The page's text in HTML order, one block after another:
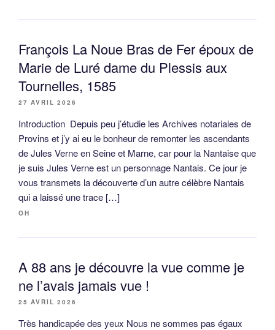
François La Noue Bras de Fer époux de
Marie de Luré dame du Plessis aux
Tournelles, 1585
27 AVRIL 2026
Introduction Depuis peu j’étudie les Archives notariales de
Provins et j’y ai eu le bonheur de remonter les ascendants
de Jules Verne en Seine et Marne, car pour la Nantaise que
je suis Jules Verne est un personnage Nantais. Ce jour je
vous transmets la découverte d’un autre célèbre Nantais
qui a laissé une trace […]
OH
A 88 ans je découvre la vue comme je
ne l’avais jamais vue !
25 AVRIL 2026
Très handicapée des yeux Nous ne sommes pas égaux